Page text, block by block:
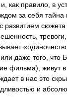
как правило, в
за себя тайна
развитием
даже того, что
фильма), живут
в нас это
и